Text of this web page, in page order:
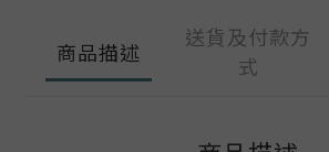
商品描述
送貨及付款方
式